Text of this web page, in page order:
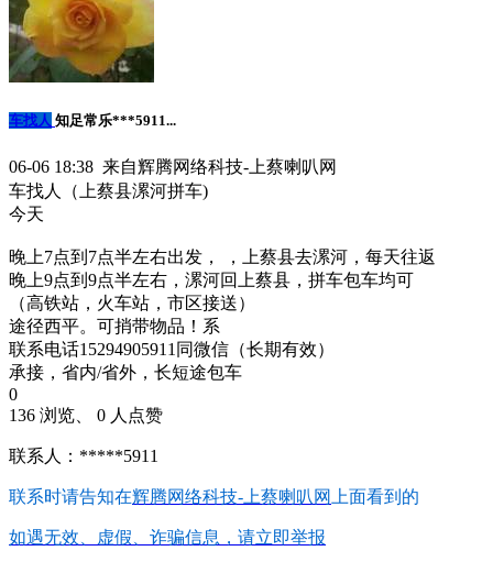
车找人 知足常乐***5911...
06-06 18:38 来自辉腾网络科技-上蔡喇叭网
车找人（上蔡县漯河拼车)
今天
晚上7点到7点半左右出发， ，上蔡县去漯河，每天往返
晚上9点到9点半左右，漯河回上蔡县，拼车包车均可
（高铁站，火车站，市区接送）
途径西平。可捎带物品！系
联系电话15294905911同微信（长期有效）
承接，省内/省外，长短途包车
0
136 浏览、 0 人点赞
联系人：*****5911
联系时请告知在辉腾网络科技-上蔡喇叭网 上面看到的
如遇无效、虚假、诈骗信息，请立即举报